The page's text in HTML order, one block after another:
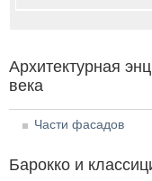
Архитектурная
века
Части фасадов
Барокко и